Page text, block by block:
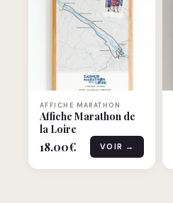
AFFICHE MARATHON
Affiche Marathon de
la Loire
18.00€ VOIR →